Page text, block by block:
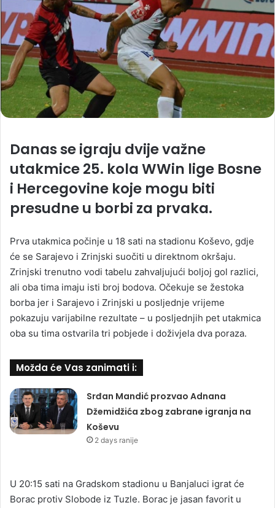
Danas se igraju dvije važne
utakmice 25. kola WWin lige Bosne
i Hercegovine koje mogu biti
presudne u borbi za prvaka.
Prva utakmica počinje u 18 sati na stadionu Koševo, gdje
će se Sarajevo i Zrinjski suočiti u direktnom okršaju.
Zrinjski trenutno vodi tabelu zahvaljujući boljoj gol razlici,
ali oba tima imaju isti broj bodova. Očekuje se žestoka
borba jer i Sarajevo i Zrinjski u posljednje vrijeme
pokazuju varijabilne rezultate – u posljednjih pet utakmica
oba su tima ostvarila tri pobjede i doživjela dva poraza.
Možda će Vas zanimati i:
Srđan Mandić prozvao Adnana
Džemidžića zbog zabrane igranja na
Koševu
2 days ranije
U 20:15 sati na Gradskom stadionu u Banjaluci igrat će
Borac protiv Slobode iz Tuzle. Borac je jasan favorit u